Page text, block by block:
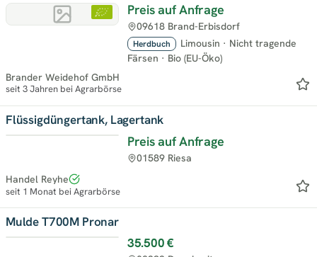
Preis auf Anfrage
Herdbuch Limousin · Nicht tragende
Färsen · Bio (EU-Öko)
09618 Brand-Erbisdorf
Brander Weidehof GmbH
seit 3 Jahren bei Agrarbörse
Flüssigdüngertank, Lagertank
Preis auf Anfrage
01589 Riesa
Handel Reyhe
seit 1 Monat bei Agrarbörse
Mulde T700M Pronar
35.500 €